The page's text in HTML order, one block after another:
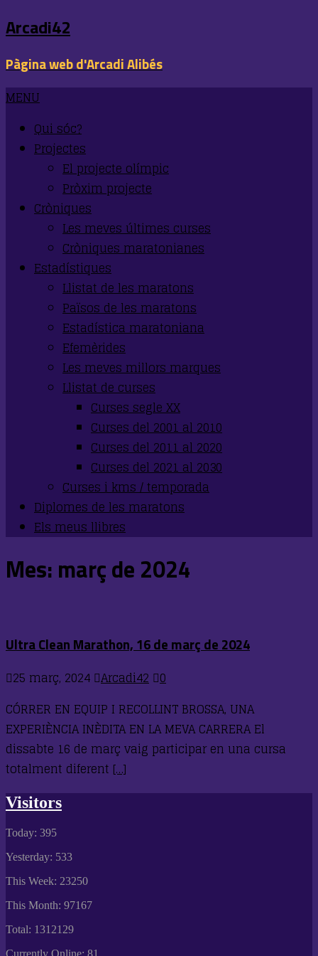
Arcadi42
Pàgina web d'Arcadi Alibés
MENU
Qui sóc?
Projectes
El projecte olímpic
Pròxim projecte
Cròniques
Les meves últimes curses
Cròniques maratonianes
Estadístiques
Llistat de les maratons
Països de les maratons
Estadística maratoniana
Efemèrides
Les meves millors marques
Llistat de curses
Curses segle XX
Curses del 2001 al 2010
Curses del 2011 al 2020
Curses del 2021 al 2030
Curses i kms / temporada
Diplomes de les maratons
Els meus llibres
Mes: març de 2024
Ultra Clean Marathon, 16 de març de 2024
25 març, 2024 Arcadi42 0
CÓRRER EN EQUIP I RECOLLINT BROSSA, UNA
EXPERIÈNCIA INÈDITA EN LA MEVA CARRERA El
dissabte 16 de març vaig participar en una cursa
totalment diferent […]
Visitors
Today: 395
Yesterday: 533
This Week: 23250
This Month: 97167
Total: 1312129
Currently Online: 81